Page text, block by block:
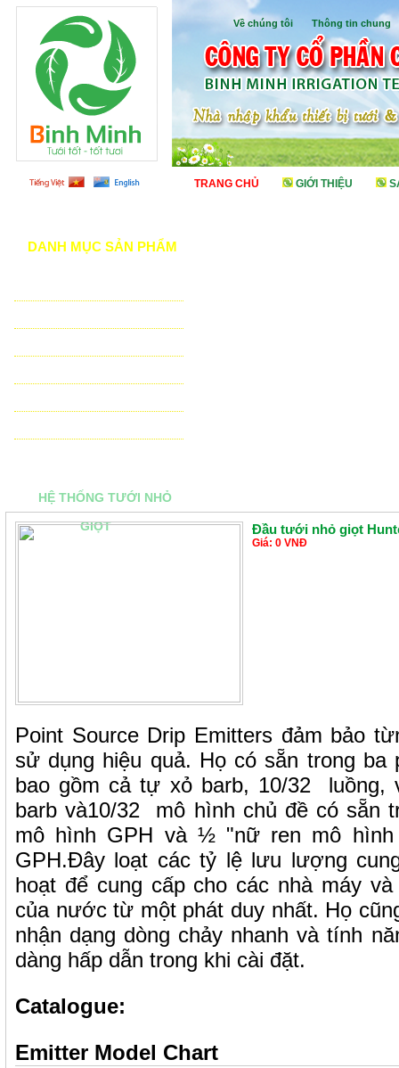
TRANG CHỦ GIỚI THIỆU
Về chúng tôi Thông tin chung
DANH MỤC SẢN PHẨM
HỆ THỐNG TƯỚI NHỎ
GIỌT
Đầu tưới nhỏ giọt
Giá: 0 VNĐ
Point Source Drip Emitters đảm bảo
sử dụng hiệu quả. Họ có sẵn trong ba
bao gồm cả tự xỏ barb, 10/32
barb và10/32 mô hình chủ đề có sẵn
mô hình GPH và ½ "nữ ren mô
GPH.Đây loạt các tỷ lệ lưu lượng
hoạt để cung cấp cho các nhà máy
của nước từ một phát duy nhất. Họ
nhận dạng dòng chảy nhanh và tính
dàng hấp dẫn trong khi cài đặt.
Catalogue:
Emitter Model Chart